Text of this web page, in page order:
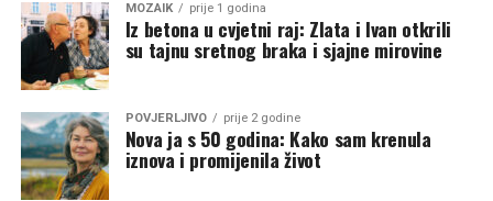
MOZAIK prije 1 godina
Iz betona u cvjetni raj: Zlata i Ivan otkrili
su tajnu sretnog braka i sjajne mirovine
POVJERLJIVO prije 2 godine
Nova ja s 50 godina: Kako sam krenula
iznova i promijenila život